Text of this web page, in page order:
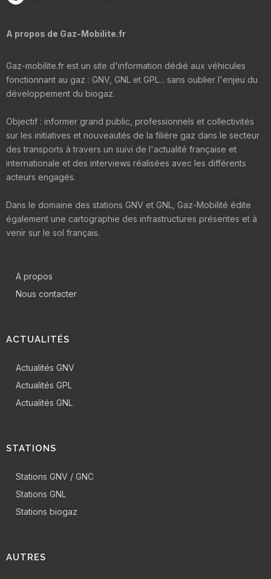
A propos de Gaz-Mobilite.fr
Gaz-mobilite.fr est un site d'information dédié aux véhicules
fonctionnant au gaz : GNV, GNL et GPL... sans oublier l'enjeu du
développement du biogaz.
Objectif : informer grand public, professionnels et collectivités
sur les initiatives et nouveautés de la filière gaz dans le secteur
des transports à travers un suivi de l'actualité française et
internationale et des interviews réalisées avec les différents
acteurs engagés.
Dans le domaine des stations GNV et GNL, Gaz-Mobilité édite
également une cartographie des infrastructures présentes et à
venir sur le sol français.
A propos
Nous contacter
ACTUALITÉS
Actualités GNV
Actualités GPL
Actualités GNL
STATIONS
Stations GNV / GNC
Stations GNL
Stations biogaz
AUTRES